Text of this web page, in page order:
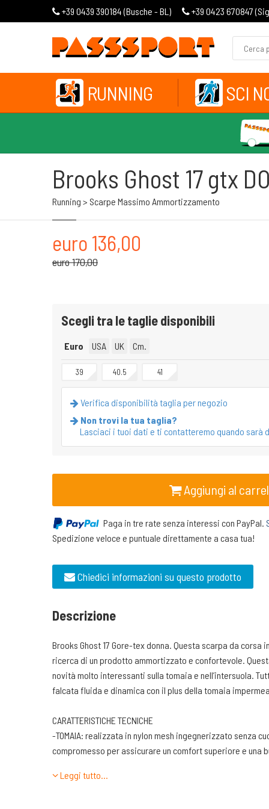
+39 0439 390184 (Busche - BL ) +39 0423 670847 (
RUNNING SCI
Brooks Ghost 17 gtx
Running > Scarpe Massimo Ammortizzamento
euro 136,00
euro 170,00
Scegli tra le taglie disponibili
Euro USA UK Cm.
39 40.5 41
Verifica disponibilità taglia per negozio
Non trovi la tua taglia?
Lasciaci i tuoi dati e ti contatteremo quando sarà
Aggiungi al
Paga in tre rate senza interessi con PayPal.
Spedizione veloce e puntuale direttamente a casa tua!
Chiedici informazioni su questo prodotto
Descrizione
Brooks Ghost 17 Gore-tex donna. Questa scarpa da
ricerca di un prodotto ammortizzato e confortevole.
novità molto interessanti sulla tomaia e nell’intersuola.
falcata fluida e dinamica con il plus della tomaia
CARATTERISTICHE TECNICHE
-TOMAIA: realizzata in nylon mesh ingegnerizzato senza
compromesso per assicurare un comfort superiore e una
realizzata nel logo che assicura precisione di calzata. Il
Leggi tutto…